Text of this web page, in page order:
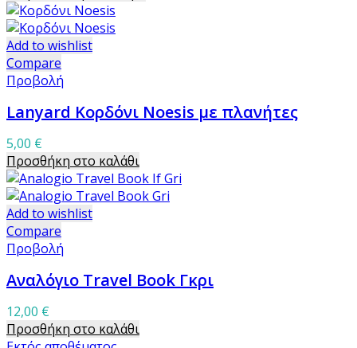
Add to wishlist
Compare
Προβολή
Lanyard Κορδόνι Noesis με πλανήτες
5,00 €
Προσθήκη στο καλάθι
Add to wishlist
Compare
Προβολή
Αναλόγιο Travel Book Γκρι
12,00 €
Προσθήκη στο καλάθι